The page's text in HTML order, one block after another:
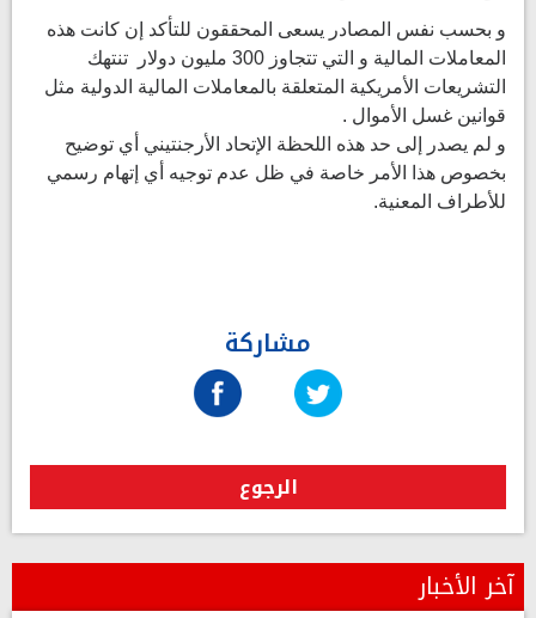
و بحسب نفس المصادر يسعى المحققون للتأكد إن كانت هذه
المعاملات المالية و التي تتجاوز 300 مليون دولار تنتهك
التشريعات الأمريكية المتعلقة بالمعاملات المالية الدولية مثل
قوانين غسل الأموال .
و لم يصدر إلى حد هذه اللحظة الإتحاد الأرجنتيني أي توضيح
بخصوص هذا الأمر خاصة في ظل عدم توجيه أي إتهام رسمي
للأطراف المعنية.
مشاركة
الرجوع
آخر الأخبار